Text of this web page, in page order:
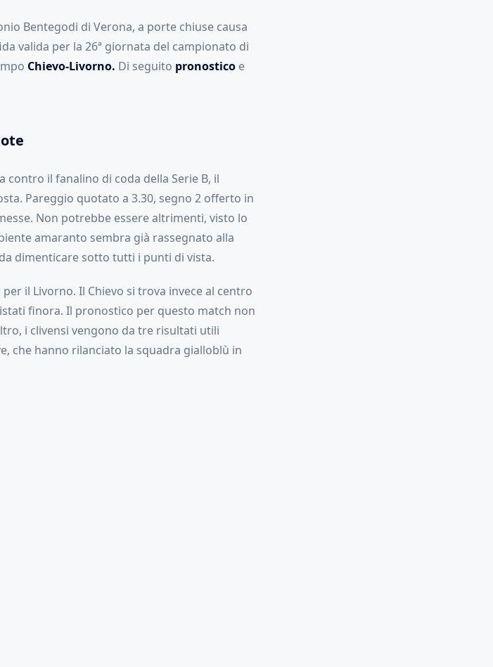
Bentegodi di Verona, a porte chiuse causa
valida per la 26ª giornata del campionato di
Chievo-Livorno. Di seguito pronosticoe
contro il fanalino di coda della Serie B, il
Pareggio quotato a 3.30, segno 2 offerto in
Non potrebbe essere altrimenti, visto lo
amaranto sembra già rassegnato alla
dimenticare sotto tutti i punti di vista.
il Livorno. Il Chievo si trova invece al centro
finora. Il pronostico per questo match non
i clivensi vengono da tre risultati utili
che hanno rilanciato la squadra gialloblù in